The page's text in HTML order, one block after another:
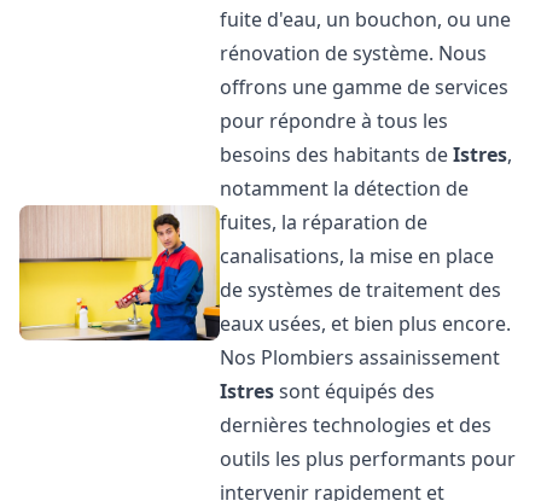
fuite d'eau, un bouchon, ou une
rénovation de système. Nous
offrons une gamme de services
pour répondre à tous les
besoins des habitants deIstres,
notamment la détection de
fuites, la réparation de
canalisations, la mise en place
de systèmes de traitement des
eaux usées, et bien plus encore.
Nos Plombiers assainissement
Istressont équipés des
dernières technologies et des
outils les plus performants pour
intervenir rapidement et